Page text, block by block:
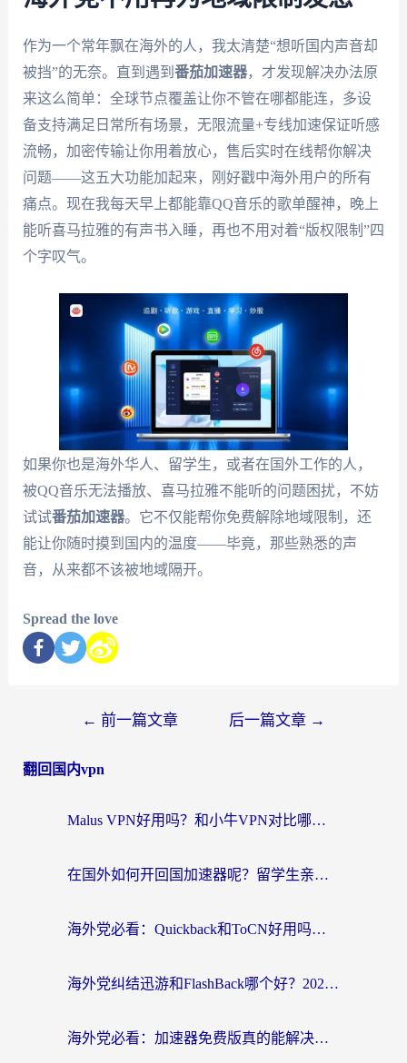
作为一个常年飘在海外的人，我太清楚“想听国内声音却
被挡”的无奈。直到遇到 番茄加速器，才发现解决办法原
来这么简单：全球节点覆盖让你不管在哪都能连，多设
备支持满足日常所有场景，无限流量+专线加速保证听感
流畅，加密传输让你用着放心，售后实时在线帮你解决
问题——这五大功能加起来，刚好戳中海外用户的所有
痛点。现在我每天早上都能靠QQ音乐的歌单醒神，晚上
能听喜马拉雅的有声书入睡，再也不用对着“版权限制”四
个字叹气。
如果你也是海外华人、留学生，或者在国外工作的人，
被QQ音乐无法播放、喜马拉雅不能听的问题困扰，不妨
试试番茄加速器。它不仅能帮你免费解除地域限制，还
能让你随时摸到国内的温度——毕竟，那些熟悉的声
音，从来都不该被地域隔开。
Spread the love
← 前一篇文章 后一篇文章 →
翻回国内vpn
Malus VPN好用吗？和小牛VPN对比哪个回国效果更好？海外党亲测实用指南
在国外如何开回国加速器呢？留学生亲测的无缝访问国内资源指南
海外党必看：Quickback和ToCN好用吗？3分钟选对回国加速器的实用指南
海外党纠结迅游和FlashBack哪个好？2026实用指南教你选对回国加速器
海外党必看：加速器免费版真的能解决回国访问难题吗？附实用选择指南